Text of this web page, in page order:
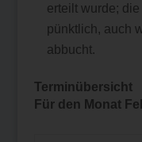
erteilt wurde;
pünktlich, auch
abbucht.
Terminübersicht
Für den Monat